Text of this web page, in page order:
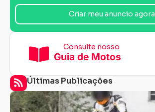
Criar meu anuncio agora
Consulte nosso
Guia de Motos
Últimas Publicações